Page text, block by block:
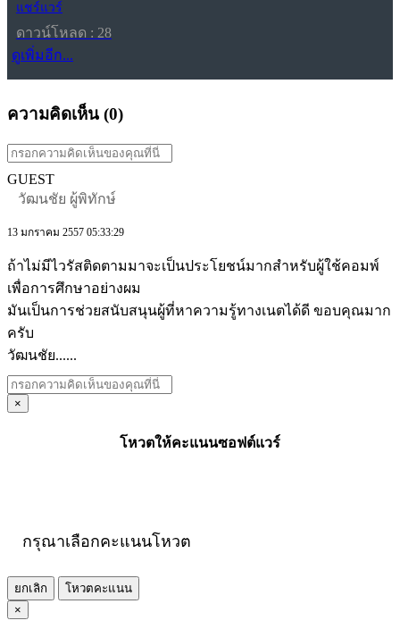
แชร์แวร์
ดาวน์โหลด : 28
ดูเพิ่มอีก...
ความคิดเห็น (0)
GUEST
วัฒนชัย ผู้พิทักษ์
13 มกราคม 2557 05:33:29
ถ้าไม่มีไวรัสติดตามมาจะเป็นประโยชน์มากสำหรับผู้ใช้คอมพ์
เพื่อการศึกษาอย่างผม
มันเป็นการช่วยสนับสนุนผู้ที่หาความรู้ทางเนตได้ดี ขอบคุณมาก
ครับ
วัฒนชัย......
×
โหวตให้คะแนนซอฟต์แวร์
กรุณาเลือกคะแนนโหวต
ยกเลิก
โหวตคะแนน
×